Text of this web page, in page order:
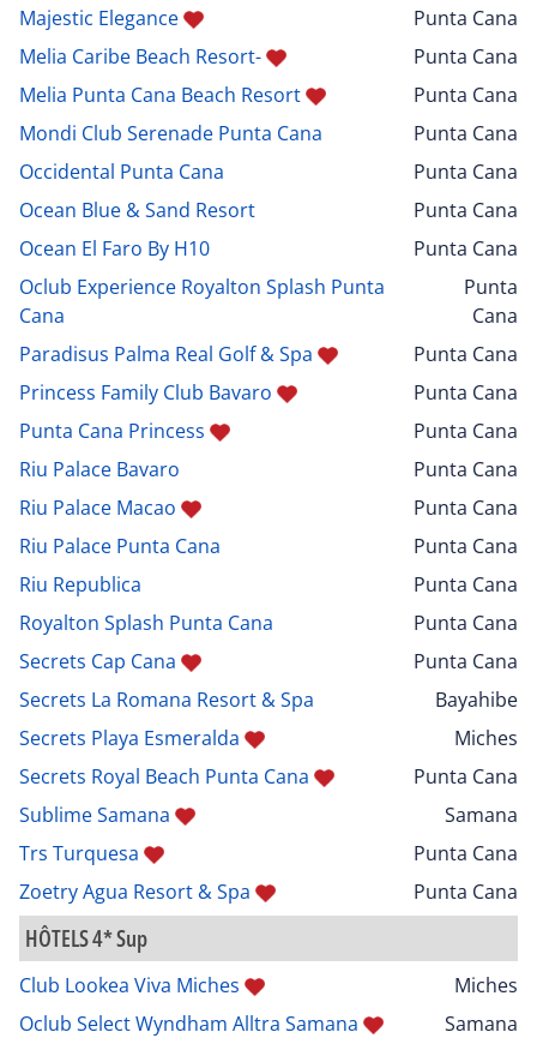
Majestic Elegance
Punta Cana
Melia Caribe Beach Resort-
Punta Cana
Melia Punta Cana Beach Resort
Punta Cana
Mondi Club Serenade Punta Cana
Punta Cana
Occidental Punta Cana
Punta Cana
Ocean Blue & Sand Resort
Punta Cana
Ocean El Faro By H10
Punta Cana
Oclub Experience Royalton Splash Punta
Cana
Punta
Cana
Paradisus Palma Real Golf & Spa
Punta Cana
Princess Family Club Bavaro
Punta Cana
Punta Cana Princess
Punta Cana
Riu Palace Bavaro
Punta Cana
Riu Palace Macao
Punta Cana
Riu Palace Punta Cana
Punta Cana
Riu Republica
Punta Cana
Royalton Splash Punta Cana
Punta Cana
Secrets Cap Cana
Punta Cana
Secrets La Romana Resort & Spa
Bayahibe
Secrets Playa Esmeralda
Miches
Secrets Royal Beach Punta Cana
Punta Cana
Sublime Samana
Samana
Trs Turquesa
Punta Cana
Zoetry Agua Resort & Spa
Punta Cana
HÔTELS 4* Sup
Club Lookea Viva Miches
Miches
Oclub Select Wyndham Alltra Samana
Samana